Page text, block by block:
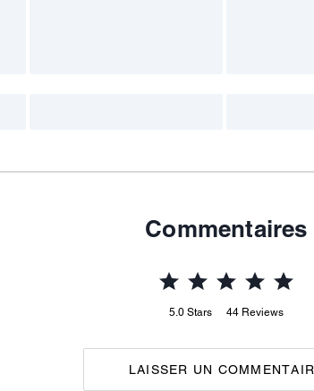
Commentaires
5.0 Stars 44 Reviews
LAISSER UN